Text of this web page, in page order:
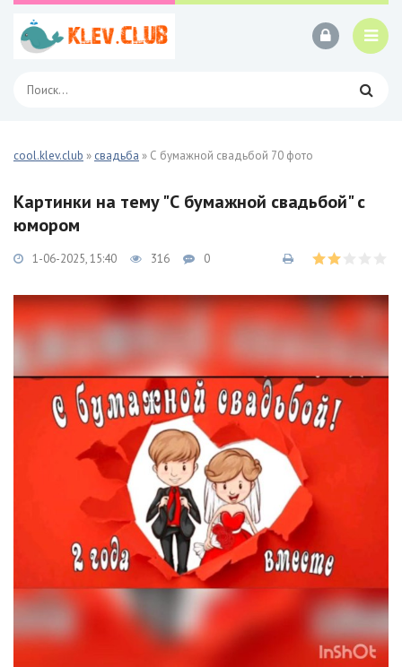
cool.klev.club » свадьба » С бумажной свадьбой 70 фото
Картинки на тему "С бумажной свадьбой" с
юмором
1-06-2025, 15:40 316 0